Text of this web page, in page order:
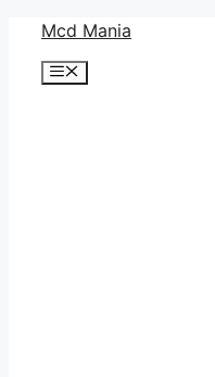
Mcd Mania
メ